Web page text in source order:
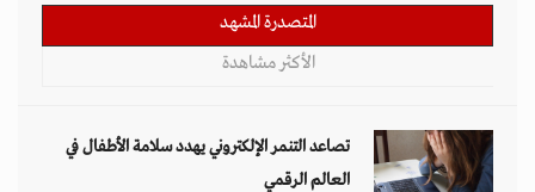
المتصدرة المشهد
الأكثر مشاهدة
تصاعد التنمر الإلكتروني يهدد سلامة الأطفال في
العالم الرقمي